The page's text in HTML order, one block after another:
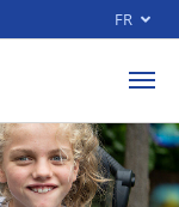
FR